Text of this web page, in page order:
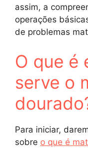
assim, a
operações
de problemas
O que é
serve o
Para iniciar,
sobre o que é